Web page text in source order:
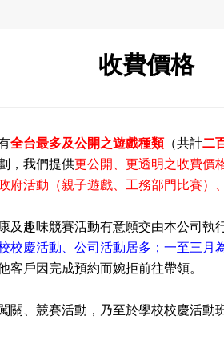
收費價格
全台最多及公開之遊戲種類（共計二
，我們提供更公開 、更透明之收費價
府活動（親子遊戲 、工務部門比賽）
及趣味競賽活動有意願交由本公司執
校慶活動 公司活動居多 ；一至三月
客戶因完成預約而婉拒前往帶領。
關 、競賽活動，乃至於學校校慶活